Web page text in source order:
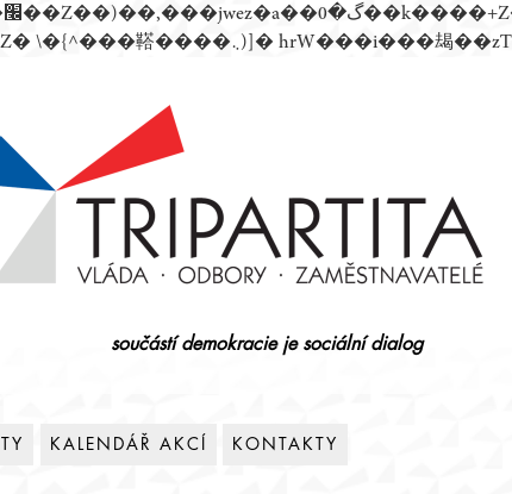
součástí demokracie je sociální dialog
KALENDÁŘ AKCÍ KONTAKTY